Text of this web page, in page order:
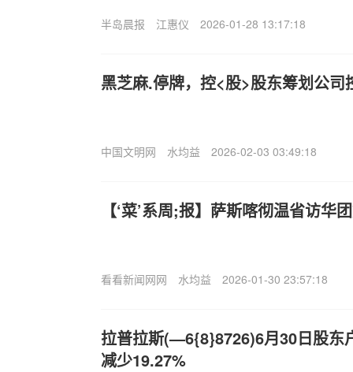
半岛晨报 江惠仪 2026-01-28 13:17:18
黑芝麻.停牌，控<股>股东筹划公司
中国文明网 水均益 2026-02-03 03:49:18
【‘菜’系周;报】萨斯喀彻温省访华
看看新闻网网 水均益 2026-01-30 23:57:18
拉普拉斯(—6{8}8726)6月30日股东
减少19.27%